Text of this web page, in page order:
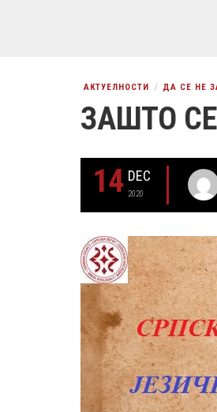
АКТУЕЛНОСТИ ДА СЕ НЕ
ЗАШТО
14 DEC
2020
МИЋА ТАТИЋ
31 MAY
РОЂЕН ЈЕ
МАЏАР